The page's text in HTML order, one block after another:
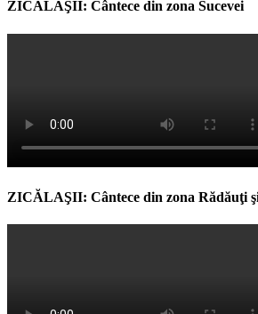
ZICĂLAŞII: Cântece din zona Sucevei
ZICĂLAŞII: Cântece din zona Rădăuţi